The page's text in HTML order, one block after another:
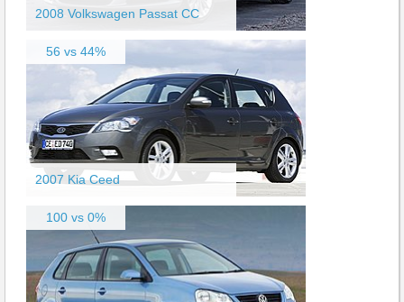
2008 Volkswagen Passat CC
56 vs 44%
2007 Kia Ceed
100 vs 0%